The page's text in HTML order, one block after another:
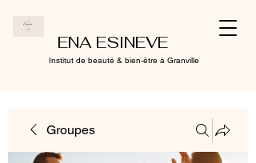
ENA ESINEVE
Institut de beauté & bien-être à Granville
Groupes